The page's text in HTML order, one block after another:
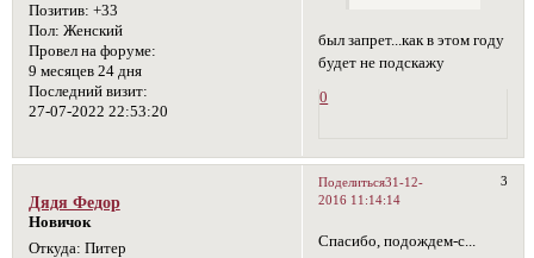
Позитив: +33
Пол: Женский
Провел на форуме:
9 месяцев 24 дня
Последний визит:
27-07-2022 22:53:20
был запрет...как в этом году
будет не подскажу
0
Поделиться 3
31-12-
2016 11:14:14
Дядя Федор
Новичок
Откуда: Питер
Спасибо, подождем-с...